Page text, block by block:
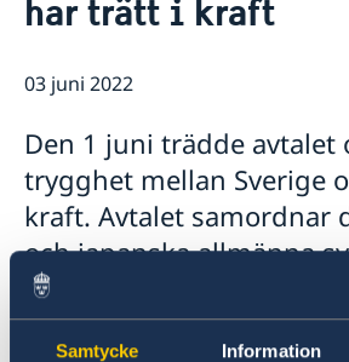
Samtycke Information
Kontoret för innovation och
Team Sweden Japan
Nyheter
har trätt i kraft
03 juni 2022
Den 1 juni trädde avtalet
trygghet mellan Sverige
kraft. Avtalet samordnar
och japanska allmänna
ålders- och
sjuk- och